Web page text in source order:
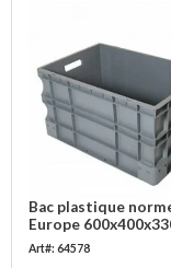
Bac plastique
Europe
empilable
Art#: 64578